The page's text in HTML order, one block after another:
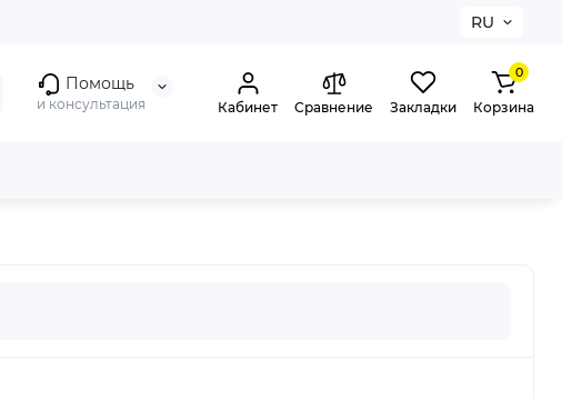
RU
Помощь
и консультация Кабинет Сравнение Закладки
0
Корзина